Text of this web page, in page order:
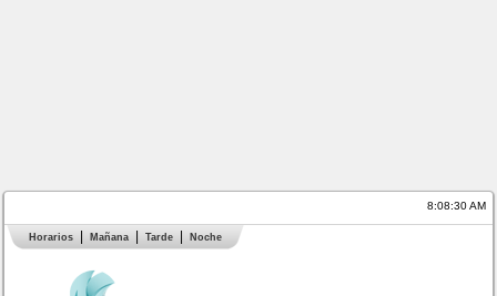
8:08:30 AM
Horarios Mañana Tarde Noche